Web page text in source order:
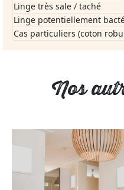
Linge très sale / taché
Linge potentiellement
Cas particuliers (coton
Nos